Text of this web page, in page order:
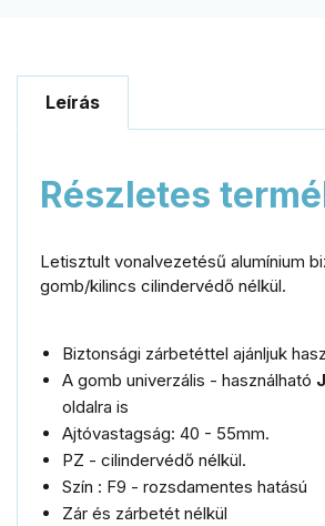
Leírás
Részletes
Letisztult vonalvezetésű alumínium
gomb/kilincs cilindervédő nélkül.
Biztonsági zárbetéttel ajánljuk
A gomb univerzális - használható
oldalra is
Ajtóvastagság: 40 - 55mm.
PZ - cilindervédő nélkül.
Szín : F9 - rozsdamentes hatású
Zár és zárbetét nélkül